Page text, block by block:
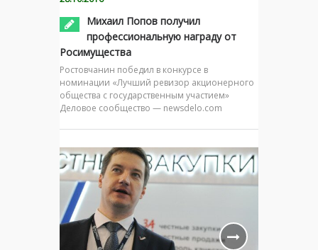
Михаил Попов получил
профессиональную награду от
Росимущества
Ростовчанин победил в конкурсе в
номинации «Лучший ревизор акционерного
общества с государственным участием»
Деловое сообщество — newsdelo.com